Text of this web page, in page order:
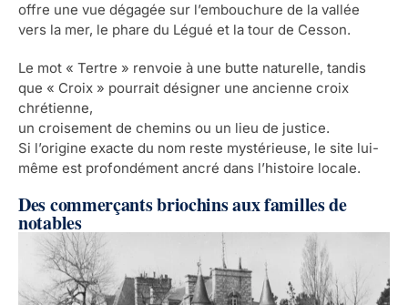
offre une vue dégagée sur l’embouchure de la vallée
vers la mer, le phare du Légué et la tour de Cesson.
Le mot « Tertre » renvoie à une butte naturelle, tandis
que « Croix » pourrait désigner une ancienne croix
chrétienne,
un croisement de chemins ou un lieu de justice.
Si l’origine exacte du nom reste mystérieuse, le site lui-
même est profondément ancré dans l’histoire locale.
Des commerçants briochins aux familles de
notables